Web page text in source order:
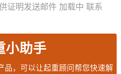
证明发送邮件 加载中 联系
小助手
品，可以让起重顾问帮您快速解